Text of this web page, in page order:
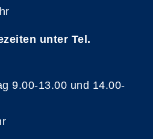
unter Tel.
9.00-13.00 und 14.00-